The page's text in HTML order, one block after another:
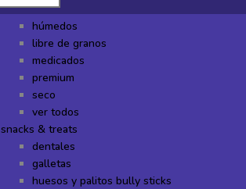
alimentos
húmedos
libre de granos
medicados
premium
seco
ver todos
snacks & treats
dentales
galletas
huesos y palitos bully sticks